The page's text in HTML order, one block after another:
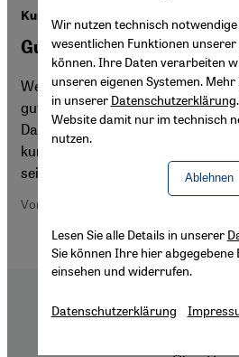
Kurdistan
Gute Kurden, böse
Wenn sie den Machthabern
gute Patrioten. Ansonsten sind sie
Das gilt in der Türkei und in Syrien,
kurdische Arbeiterpartei PKK,
seinem Essay.
Von Hoshang Ossi
Wir nutzen technisch
wesentlichen Funktionen
können. Ihre Daten verarbeiten
unseren eigenen Systemen.
in unserer Datenschutzerklärung
Website damit nur im technisch
nutzen.
Ablehnen
Lesen Sie alle Details in unserer
Sie können Ihre hier
einsehen und widerrufen.
Datenschutzerklärung